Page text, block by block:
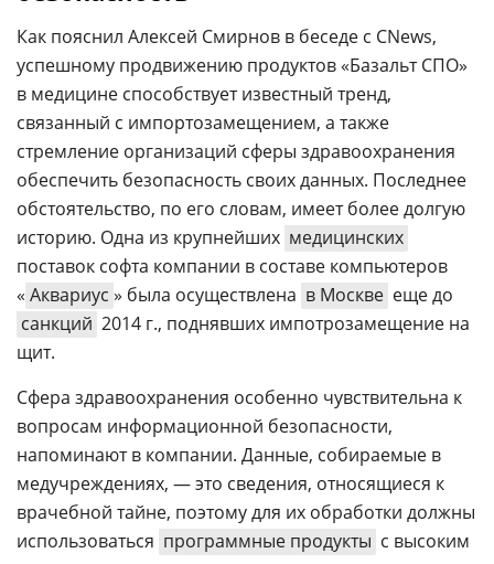
Как пояснил Алексей Смирнов в беседе с CNews,
успешному продвижению продуктов «Базальт СПО»
в медицине способствует известный тренд,
связанный с импортозамещением, а также
стремление организаций сферы здравоохранения
обеспечить безопасность своих данных. Последнее
обстоятельство, по его словам, имеет более долгую
историю. Одна из крупнейших медицинских
поставок софта компании в составе компьютеров
« Аквариус » была осуществлена в Москве еще до
санкций 2014 г., поднявших импотрозамещение на
щит.
Сфера здравоохранения особенно чувствительна к
вопросам информационной безопасности,
напоминают в компании. Данные, собираемые в
медучреждениях, — это сведения, относящиеся к
врачебной тайне, поэтому для их обработки должны
использоваться программные продукты с высоким